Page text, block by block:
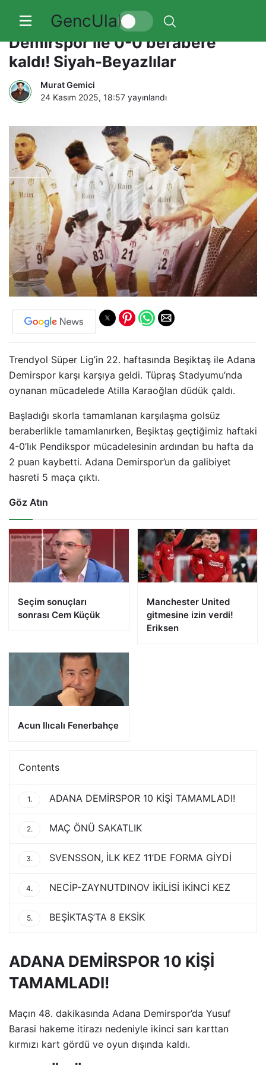
GencUlak
Beşiktaş 10 kişi kalan Adana
Demirspor ile 0-0 berabere
kaldı! Siyah-Beyazlılar
Murat Gemici
24 Kasım 2025, 18:57 yayınlandı
Trendyol Süper Lig’in 22. haftasında Beşiktaş ile Adana
Demirspor karşı karşıya geldi. Tüpraş Stadyumu’nda
oynanan mücadelede Atilla Karaoğlan düdük çaldı.
Başladığı skorla tamamlanan karşılaşma golsüz
beraberlikle tamamlanırken, Beşiktaş geçtiğimiz haftaki
4-0’lık Pendikspor mücadelesinin ardından bu hafta da
2 puan kaybetti. Adana Demirspor’un da galibiyet
hasreti 5 maça çıktı.
Göz Atın
Seçim sonuçları
sonrası Cem Küçük
Manchester United
gitmesine izin verdi!
Eriksen
Acun Ilıcalı Fenerbahçe
Contents
1. ADANA DEMİRSPOR 10 KİŞİ TAMAMLADI!
2. MAÇ ÖNÜ SAKATLIK
3. SVENSSON, İLK KEZ 11’DE FORMA GİYDİ
4. NECİP-ZAYNUTDINOV İKİLİSİ İKİNCİ KEZ
5. BEŞİKTAŞ’TA 8 EKSİK
ADANA DEMİRSPOR 10 KİŞİ
TAMAMLADI!
Maçın 48. dakikasında Adana Demirspor’da Yusuf
Barasi hakeme itirazı nedeniyle ikinci sarı karttan
kırmızı kart gördü ve oyun dışında kaldı.